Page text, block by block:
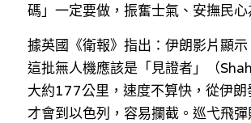
碼」一定要做，振奮士氣、安撫民心
據英國《衛報》指出：伊朗影片顯
這批無人機應該是「見證者」（
大約177公里，速度不算快，從伊
才會到以色列，容易攔截。巡弋飛